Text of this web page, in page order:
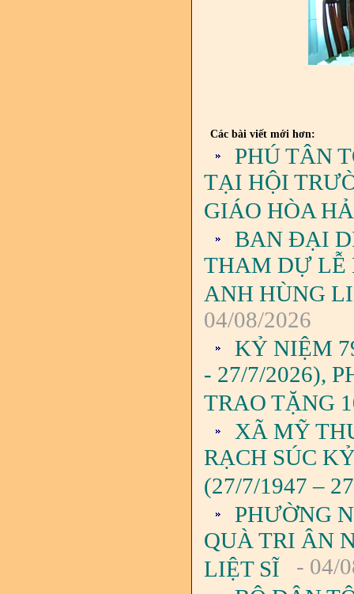
Các bài viết mới hơn:
PHÚ TÂN
TẠI HỘI
GIÁO HÒA
BAN ĐẠI
THAM DỰ LỄ
ANH HÙNG
04/08/2026
KỶ NIỆM
- 27/7/2026),
TRAO TẶNG
XÃ MỸ
RẠCH SÚC
(27/7/1947 –
PHƯỜNG
QUÀ TRI ÂN
LIỆT SĨ
- 04/